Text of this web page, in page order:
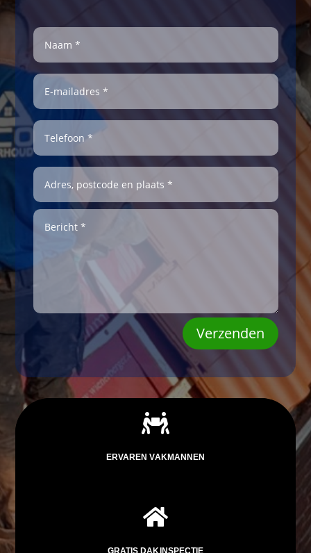
Verzenden

ERVAREN VAKMANNEN

GRATIS DAKINSPECTIE